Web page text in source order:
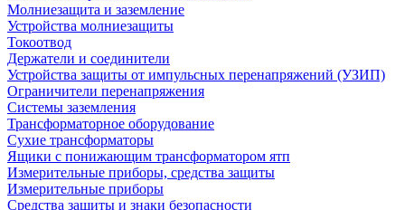
Молниезащита и заземление
Устройства молниезащиты
Токоотвод
Держатели и соединители
Устройства защиты от импульсных перенапряжений (УЗИП)
Ограничители перенапряжения
Системы заземления
Трансформаторное оборудование
Сухие трансформаторы
Ящики с понижающим трансформатором ятп
Измерительные приборы, средства защиты
Измерительные приборы
Средства защиты и знаки безопасности